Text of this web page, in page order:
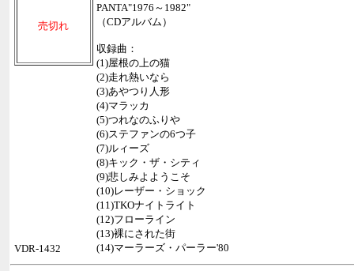
売切れ
PANTA"1976～1982"
（CDアルバム）
収録曲：
(1)屋根の上の猫
(2)走れ熱いなら
(3)あやつり人形
(4)マラッカ
(5)つれなのふりや
(6)ステファンの6つ子
(7)ルィーズ
(8)キック・ザ・シティ
(9)悲しみよようこそ
(10)レーザー・ショック
(11)TKOナイトライト
(12)フローライン
(13)裸にされた街
(14)マーラーズ・パーラー'80
VDR-1432